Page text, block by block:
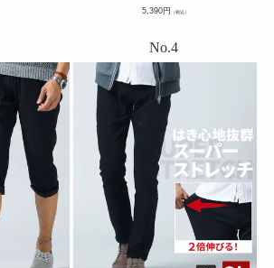
通
常
5,390円 （税込）